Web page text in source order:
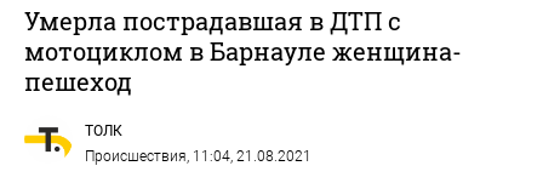
Умерла пострадавшая в ДТП с
мотоциклом в Барнауле женщина-
пешеход
ТОЛК
Происшествия, 11:04, 21.08.2021